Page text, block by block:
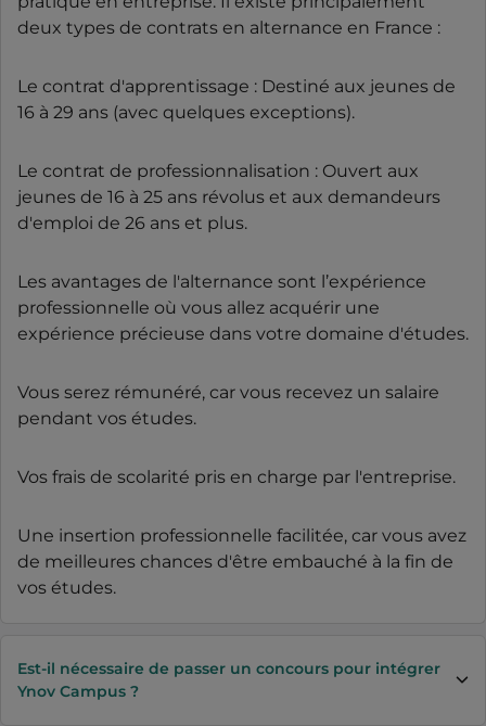
deux types de contrats en alternance en France :
Le contrat d'apprentissage : Destiné aux jeunes de
16 à 29 ans (avec quelques exceptions).
Le contrat de professionnalisation : Ouvert aux
jeunes de 16 à 25 ans révolus et aux demandeurs
d'emploi de 26 ans et plus.
Les avantages de l'alternance sont l’expérience
professionnelle où vous allez acquérir une
expérience précieuse dans votre domaine d'études.
Vous serez rémunéré, car vous recevez un salaire
pendant vos études.
Vos frais de scolarité pris en charge par l'entreprise.
Une insertion professionnelle facilitée, car vous avez
de meilleures chances d'être embauché à la fin de
vos études.
Est-il nécessaire de passer un concours pour intégrer
Ynov Campus ?